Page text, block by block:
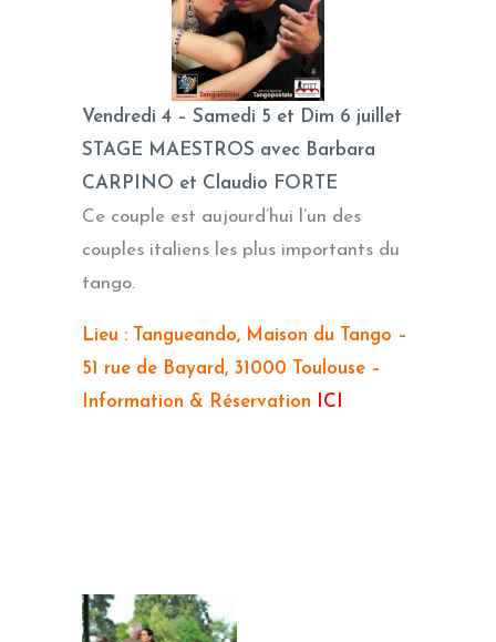
Vendredi 4 – Samedi 5 et Dim 6 juillet
STAGE MAESTROS avec Barbara
CARPINO et Claudio FORTE
Ce couple est aujourd’hui l’un des
couples italiens les plus importants du
tango.
Lieu : Tangueando, Maison du Tango –
51 rue de Bayard, 31000 Toulouse –
Information & Réservation
ICI